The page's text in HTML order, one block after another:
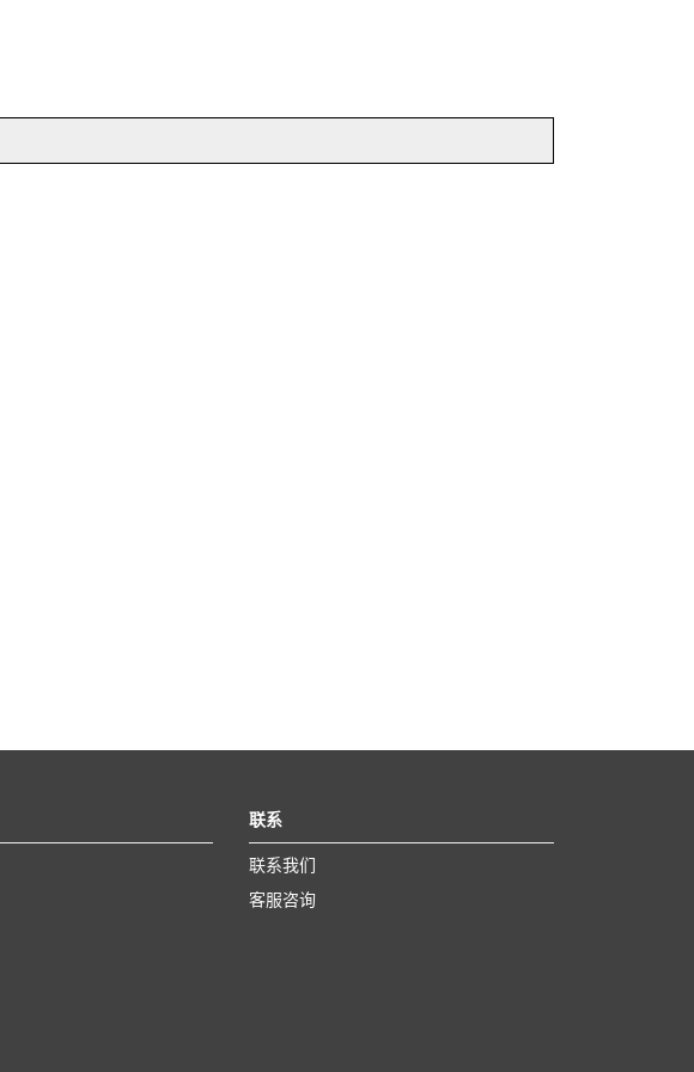
联系
联系我们
客服咨询